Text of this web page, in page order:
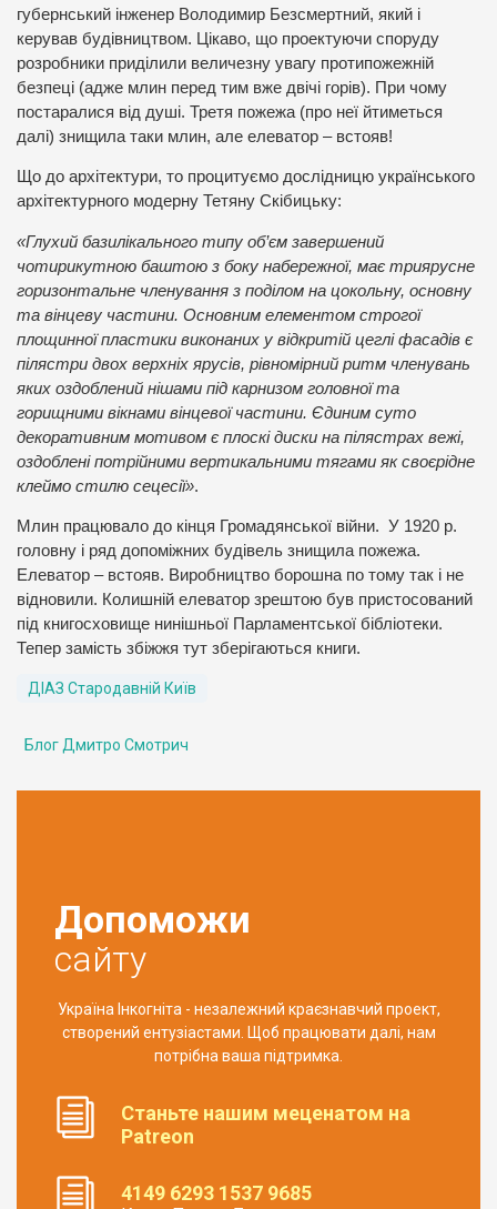
губернський інженер Володимир Безсмертний, який і
керував будівництвом. Цікаво, що проектуючи споруду
розробники приділили величезну увагу протипожежній
безпеці (адже млин перед тим вже двічі горів). При чому
постаралися від душі. Третя пожежа (про неї йтиметься
далі) знищила таки млин, але елеватор – встояв!
Що до архітектури, то процитуємо дослідницю українського
архітектурного модерну Тетяну Скібицьку:
«Глухий базилікального типу об’єм завершений
чотирикутною баштою з боку набережної, має триярусне
горизонтальне членування з поділом на цокольну, основну
та вінцеву частини. Основним елементом строгої
площинної пластики виконаних у відкритій цеглі фасадів є
пілястри двох верхніх ярусів, рівномірний ритм членувань
яких оздоблений нішами під карнизом головної та
горищними вікнами вінцевої частини. Єдиним суто
декоративним мотивом є плоскі диски на пілястрах вежі,
оздоблені потрійними вертикальними тягами як своєрідне
клеймо стилю сецесії».
Млин працювало до кінця Громадянської війни. У 1920 р.
головну і ряд допоміжних будівель знищила пожежа.
Елеватор – встояв. Виробництво борошна по тому так і не
відновили. Колишній елеватор зрештою був пристосований
під книгосховище нинішньої Парламентської бібліотеки.
Тепер замість збіжжя тут зберігаються книги.
ДІАЗ Стародавній Київ
Блог Дмитро Смотрич
Допоможи
сайту
Україна Інкогніта - незалежний краєзнавчий проект,
створений ентузіастами. Щоб працювати далі, нам
потрібна ваша підтримка.
Станьте нашим меценатом на
Patreon
4149 6293 1537 9685